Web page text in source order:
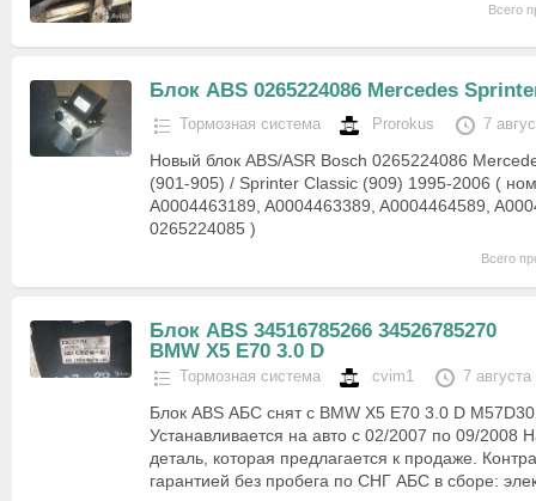
Всего
Блок ABS 0265224086 Mercedes
Тормозная система Prorokus 7
Новый блок ABS/ASR Bosch 0265224086
(901-905) / Sprinter Classic (909) 1995-2006 (
A0004463189, A0004463389, A0004464589,
0265224085 )
Всего
Блок ABS 34516785266 34526785270
BMW X5 E70 3.0 D
Тормозная система cvim1 7 августа
Блок ABS АБС снят с BMW X5 E70 3.0 D
Устанавливается на авто с 02/2007 по 09/2008
деталь, которая предлагается к продаже.
гарантией без пробега по СНГ АБС в сборе: